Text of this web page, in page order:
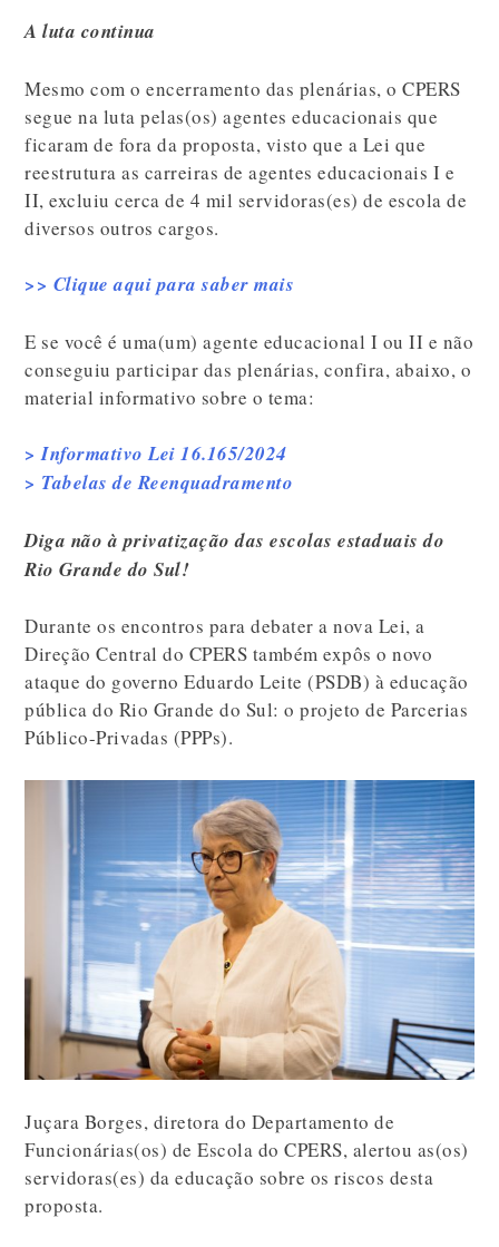
A luta continua
Mesmo com o encerramento das plenárias, o CPERS
segue na luta pelas(os) agentes educacionais que
ficaram de fora da proposta, visto que a Lei que
reestrutura as carreiras de agentes educacionais I e
II, excluiu cerca de 4 mil servidoras(es) de escola de
diversos outros cargos.
>> Clique aqui para saber mais
E se você é uma(um) agente educacional I ou II e não
conseguiu participar das plenárias, confira, abaixo, o
material informativo sobre o tema:
> Informativo Lei 16.165/2024
> Tabelas de Reenquadramento
Diga não à privatização das escolas estaduais do
Rio Grande do Sul!
Durante os encontros para debater a nova Lei, a
Direção Central do CPERS também expôs o novo
ataque do governo Eduardo Leite (PSDB) à educação
pública do Rio Grande do Sul: o projeto de Parcerias
Público-Privadas (PPPs).
Juçara Borges, diretora do Departamento de
Funcionárias(os) de Escola do CPERS, alertou as(os)
servidoras(es) da educação sobre os riscos desta
proposta.